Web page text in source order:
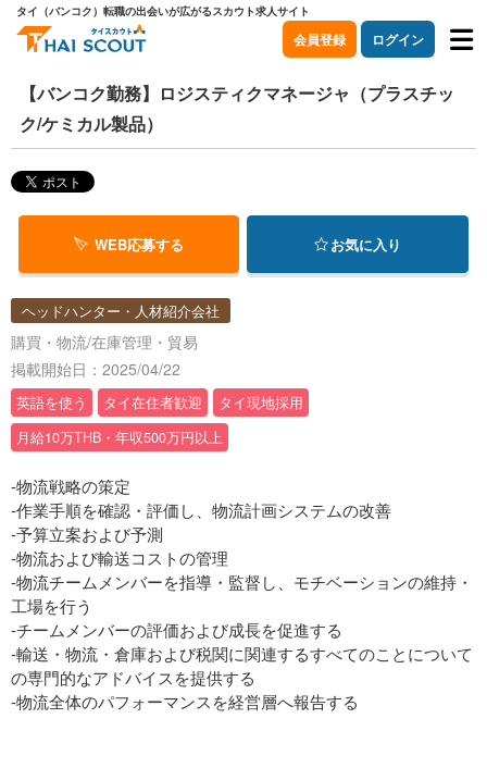
タイ（バンコク）転職の出会いが広がるスカウト求人サイト
会員登録 ログイン
【バンコク勤務】ロジスティクマネージャ（プラスチッ
ク/ケミカル製品）
WEB応募する お気に入り
ヘッドハンター・人材紹介会社
購買・物流/在庫管理・貿易
掲載開始日：2025/04/22
英語を使う タイ在住者歓迎
タイ現地採用
月給10万THB・年収500万円以上
-物流戦略の策定
-作業手順を確認・評価し、物流計画システムの改善
-予算立案および予測
-物流および輸送コストの管理
-物流チームメンバーを指導・監督し、モチベーションの維持・
工場を行う
-チームメンバーの評価および成長を促進する
-輸送・物流・倉庫および税関に関連するすべてのことについて
の専門的なアドバイスを提供する
-物流全体のパフォーマンスを経営層へ報告する